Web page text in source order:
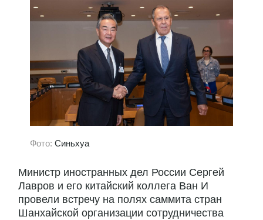
Фото: Синьхуа
Министр иностранных дел России Сергей
Лавров и его китайский коллега Ван И
провели встречу на полях саммита стран
Шанхайской организации сотрудничества